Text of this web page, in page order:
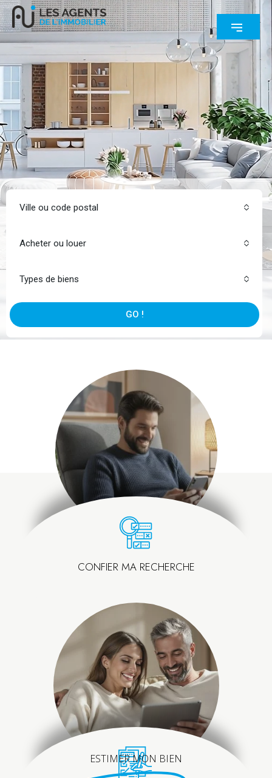
Ville ou code postal
Acheter ou louer
Types de biens
GO !
CONFIER MA RECHERCHE
ESTIMER MON BIEN